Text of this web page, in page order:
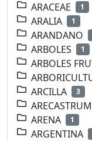
ARACEAE 1
ARALIA 1
ARANDANO
ARBOLES 1
ARBOLES
ARCILLA 3
ARENA 1
ARGENTINA